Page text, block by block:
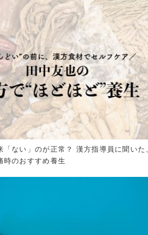
「ない」のが正常？ 漢方指導員に聞いた
時のおすすめ養生